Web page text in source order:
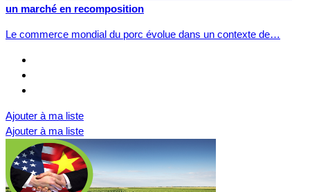
un marché en recomposition
Le commerce mondial du porc évolue dans un contexte de…
Ajouter à ma liste
Ajouter à ma liste